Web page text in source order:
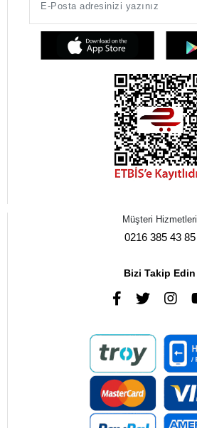
Müşteri Hizmetleri
0216 385 43 85
Bizi Takip Edin